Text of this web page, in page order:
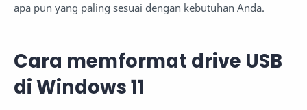
apa pun yang paling sesuai dengan kebutuhan Anda.
Cara memformat drive USB
di Windows 11